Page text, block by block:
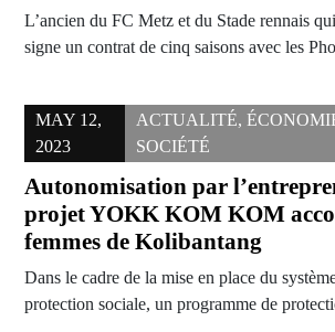
L’ancien du FC Metz et du Stade rennais
signe un contrat de cinq saisons avec les
MAY 12,
2023
ACTUALITÉ,
SOCIÉTÉ
Autonomisation par
projet YOKK KOM KOM
femmes de Kolibantang
Dans le cadre de la mise en place du
protection sociale, un programme de